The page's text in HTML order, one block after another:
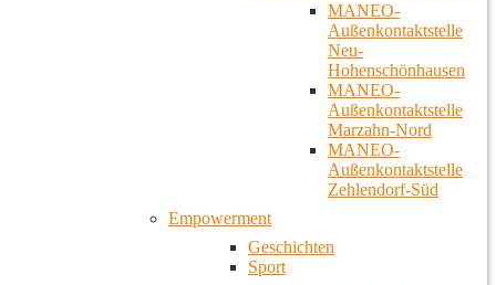
MANEO-
Außenkontaktstelle
Neu-
Hohenschönhausen
MANEO-
Außenkontaktstelle
Marzahn-Nord
MANEO-
Außenkontaktstelle
Zehlendorf-Süd
Empowerment
Geschichten
Sport